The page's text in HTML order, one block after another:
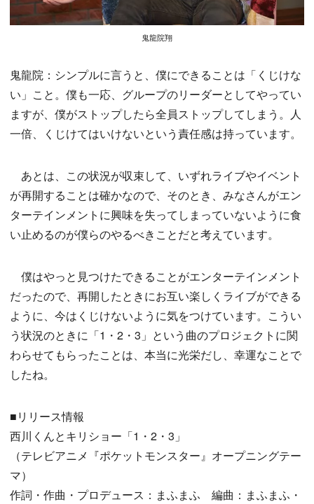
鬼龍院翔
鬼龍院：シンプルに言うと、僕にできることは「くじけな
い」こと。僕も一応、グループのリーダーとしてやってい
ますが、僕がストップしたら全員ストップしてしまう。人
一倍、くじけてはいけないという責任感は持っています。
あとは、この状況が収束して、いずれライブやイベント
が再開することは確かなので、そのとき、みなさんがエン
ターテインメントに興味を失ってしまっていないように食
い止めるのが僕らのやるべきことだと考えています。
僕はやっと見つけたできることがエンターテインメント
だったので、再開したときにお互い楽しくライブができる
ように、今はくじけないように気をつけています。こうい
う状況のときに「1・2・3」という曲のプロジェクトに関
わらせてもらったことは、本当に光栄だし、幸運なことで
したね。
■リリース情報
西川くんとキリショー「1・2・3」
（テレビアニメ『ポケットモンスター』オープニングテー
マ）
作詞・作曲・プロデュース：まふまふ 編曲：まふまふ・